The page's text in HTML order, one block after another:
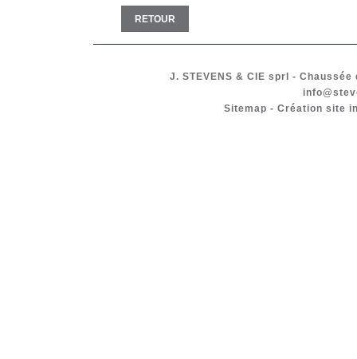
RETOUR
J. STEVENS & CIE sprl - Chaussée
Sitemap - Création site